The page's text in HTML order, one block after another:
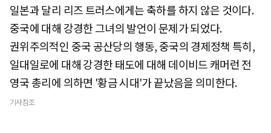
일본과 달리 리즈 트러스에게는 축하를 하지 않은 것이다.
중국에 대해 강경한 그녀의 발언이 문제가 되었다.
권위주의적인 중국 공산당의 행동, 중국의 경제정책 특히,
일대일로에 대해 강경한 태도에 대해 데이비드 캐머런 전
영국 총리에 의하면 '황금 시대'가 끝났음을 의미한다.
기사참조